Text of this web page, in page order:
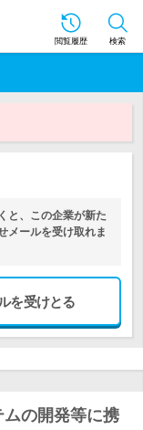
閲覧履歴 検索
と、この企業が新た
メールを受け取れま
を受けとる
ムの開発等に携